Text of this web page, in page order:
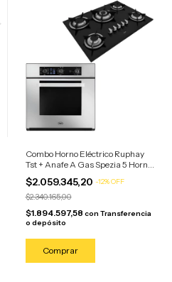
Combo Horno Eléctrico Ruphay
Tst + Anafe A Gas Spezia 5 Horn
Acero Inoxidable/anafe Negro
$2.059.345,20 -12%OFF
$2.340.165,00
$1.894.597,58 con Transferencia
o depósito